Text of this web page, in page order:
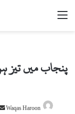
مینو
Waqas Haroon